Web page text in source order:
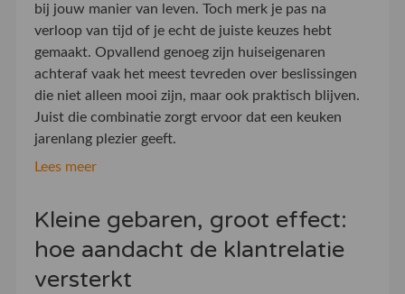
bij jouw manier van leven. Toch merk je pas na
verloop van tijd of je echt de juiste keuzes hebt
gemaakt. Opvallend genoeg zijn huiseigenaren
achteraf vaak het meest tevreden over beslissingen
die niet alleen mooi zijn, maar ook praktisch blijven.
Juist die combinatie zorgt ervoor dat een keuken
jarenlang plezier geeft.
Lees meer
Kleine gebaren, groot effect:
hoe aandacht de klantrelatie
versterkt